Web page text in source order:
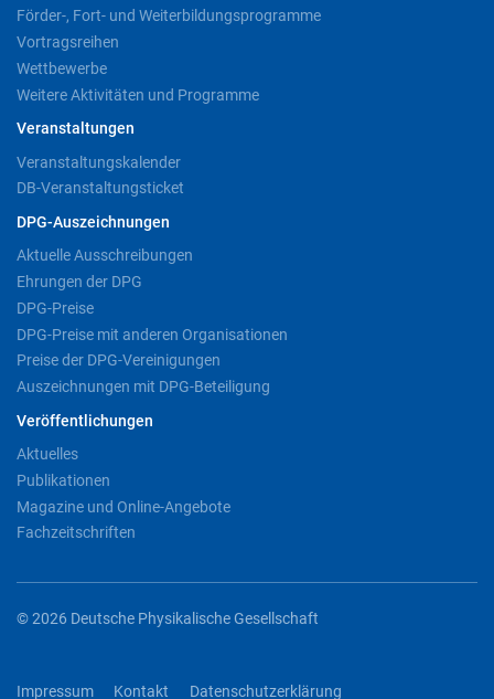
Förder-, Fort- und Weiterbildungsprogramme
Vortragsreihen
Wettbewerbe
Weitere Aktivitäten und Programme
Veranstaltungen
Veranstaltungskalender
DB-Veranstaltungsticket
DPG-Auszeichnungen
Aktuelle Ausschreibungen
Ehrungen der DPG
DPG-Preise
DPG-Preise mit anderen Organisationen
Preise der DPG-Vereinigungen
Auszeichnungen mit DPG-Beteiligung
Veröffentlichungen
Aktuelles
Publikationen
Magazine und Online-Angebote
Fachzeitschriften
© 2026 Deutsche Physikalische Gesellschaft
Impressum Kontakt Datenschutzerklärung